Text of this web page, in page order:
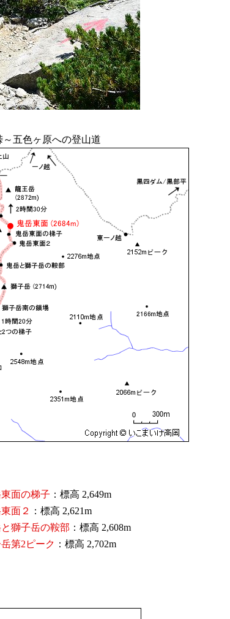
五色ヶ原への登山道
面の梯子 ：標高 2,649m
面２
：標高 2,621m
と獅子岳の鞍部 ：標高 2,608m
第2ピーク ：標高 2,702m